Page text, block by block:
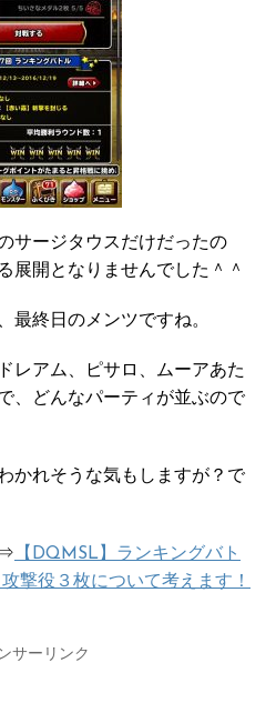
サージタウスだけだったの
展開となりませんでした＾＾
最終日のメンツですね。
レアム、ピサロ、ムーアあた
、どんなパーティが並ぶので
かれそうな気もしますが？で
⇒ 【DQMSL】ランキングバト
撃役３枚について考えます！
サーリンク